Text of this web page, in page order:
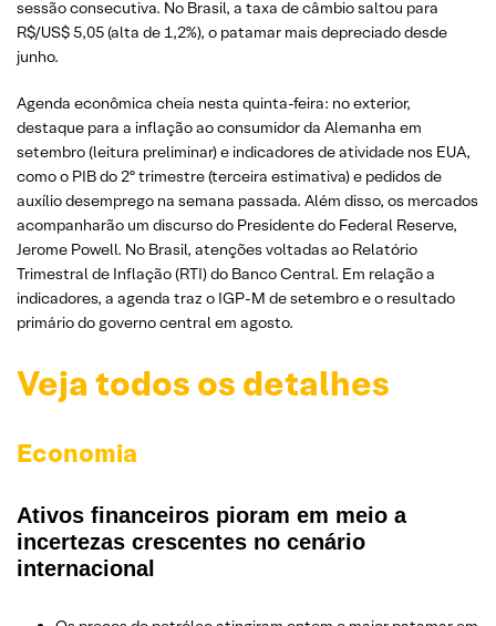
sessão consecutiva. No Brasil, a taxa de câmbio saltou para
R$/US$ 5,05 (alta de 1,2%), o patamar mais depreciado desde
junho.
Agenda econômica cheia nesta quinta-feira: no exterior,
destaque para a inflação ao consumidor da Alemanha em
setembro (leitura preliminar) e indicadores de atividade nos EUA,
como o PIB do 2º trimestre (terceira estimativa) e pedidos de
auxílio desemprego na semana passada. Além disso, os mercados
acompanharão um discurso do Presidente do Federal Reserve,
Jerome Powell. No Brasil, atenções voltadas ao Relatório
Trimestral de Inflação (RTI) do Banco Central. Em relação a
indicadores, a agenda traz o IGP-M de setembro e o resultado
primário do governo central em agosto.
Veja todos os detalhes
Economia
Ativos financeiros pioram em meio a
incertezas crescentes no cenário
internacional